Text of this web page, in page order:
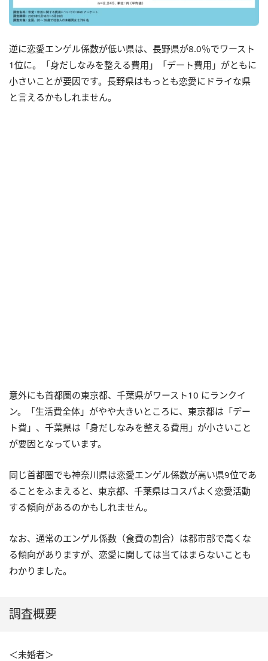
逆に恋愛エンゲル係数が低い県は、長野県が8.0％でワースト
1位に。「身だしなみを整える費用」「デート費用」がともに
小さいことが要因です。長野県はもっとも恋愛にドライな県
と言えるかもしれません。
意外にも首都圏の東京都、千葉県がワースト10 にランクイ
ン。「生活費全体」がやや大きいところに、東京都は「デー
ト費」、千葉県は「身だしなみを整える費用」が小さいこと
が要因となっています。
同じ首都圏でも神奈川県は恋愛エンゲル係数が高い県9位であ
ることをふまえると、東京都、千葉県はコスパよく恋愛活動
する傾向があるのかもしれません。
なお、通常のエンゲル係数（食費の割合）は都市部で高くな
る傾向がありますが、恋愛に関しては当てはまらないことも
わかりました。
調査概要
＜未婚者＞